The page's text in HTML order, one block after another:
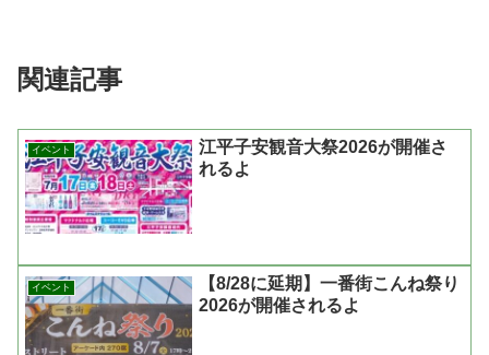
関連記事
イベント
江平子安観音大祭2026が開催さ
れるよ
イベント
【8/28に延期】一番街こんね祭り
2026が開催されるよ